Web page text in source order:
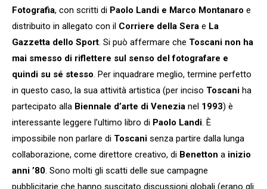
Fotografia, con scritti di Paolo Landi e Marco Montanaro e
distribuito in allegato con il Corriere della Sera e La
Gazzetta dello Sport . Si può affermare che Toscani non ha
mai smesso di riflettere sul senso del fotografare e
quindi su sé stesso . Per inquadrare meglio, termine perfetto
in questo caso, la sua attività artistica (per inciso Toscani ha
partecipato alla Biennale d’arte di Venezia nel 1993) è
interessante leggere l’ultimo libro di Paolo Landi . È
impossibile non parlare di Toscani senza partire dalla lunga
collaborazione, come direttore creativo, di Benetton a inizio
anni ’80 . Sono molti gli scatti delle sue campagne
pubblicitarie che hanno suscitato discussioni globali (erano gli